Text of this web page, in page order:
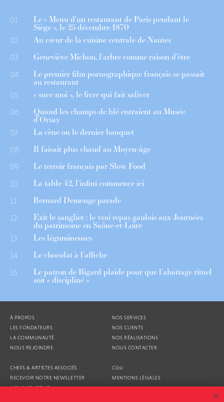
01 Le « Menu d’un restaurant de Paris pendant le
Siège », le 25 décembre 1870
02 Au cœur de la cuisine centrale de Nantes
03 Geneviève Michon, l’arbre comme raison d’être
04 Le premier film pornographique français se passait
au restaurant
05 « suce moi », le livre qui fait saliver
06 Quand les champs de blé entraient au Musée
d’Orsay
07 La cène ou le dernier banquet
08 Il faisait plus chaud au Moyen-âge
09 Le terroir français par Slow Food
10 La table 42, l’infini commence ici
11 Bernard Demenge parade
12 Exit le sanglier : le vrai repas gaulois aux Journées
du patrimoine en Saône-et-Loire
13 Les légumineuses
14 Le chocolat à l’affiche
15 Le patron de Bigard plaide pour que l’abattage rituel
soit « discipliné »
À PROPOS
LES FONDATEURS
LA COMMUNAUTÉ
NOUS REJOINDRE
NOS SERVICES
NOS CLIENTS
NOS RÉALISATIONS
NOUS CONTACTER
CHEFS & ARTISTES ASSOCIÉS
RECEVOIR NOTRE NEWSLETTER
NOUS SOUTENIR
CGU
MENTIONS LÉGALES